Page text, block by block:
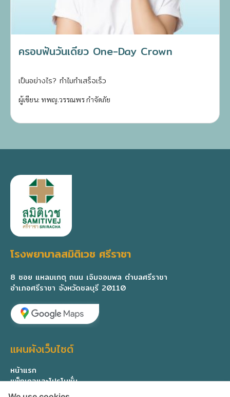
ครอบฟันวันเดียว One-Day Crown
เป็นอย่างไร? ทำไมทำเสร็จเร็ว
ผู้เขียน: ทพญ.วรรณพร กำจัดภัย
โรงพยาบาลสมิติเวช ศรีราชา
8 ซอย แหลมเกตุ ถนน เจิมจอมพล ตำบลศรีราชา
อำเภอศรีราชา จังหวัดชลบุรี 20110
แผนผังเว็บไซต์
หน้าแรก
แพ็กเกจและโปรโมชั่น
ทีมแพทย์ผู้เชี่ยวชาญ